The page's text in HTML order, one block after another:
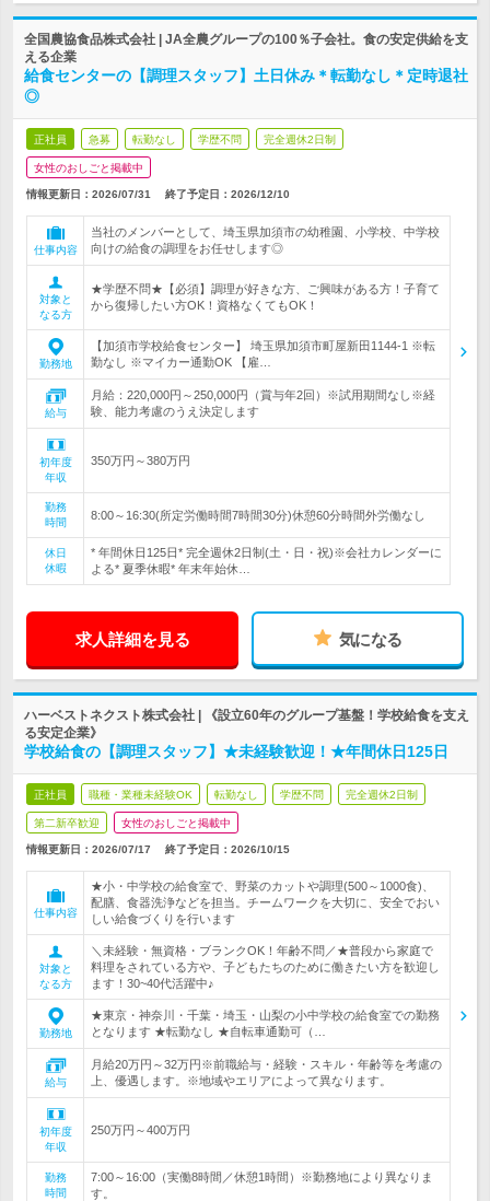
全国農協食品株式会社 | JA全農グループの100％子会社。食の安定供給を支
える企業
給食センターの【調理スタッフ】土日休み＊転勤なし＊定時退社
◎
正社員 急募 転勤なし 学歴不問 完全週休2日制
女性のおしごと掲載中
情報更新日：2026/07/31 終了予定日： 2026/12/10
仕事内容
当社のメンバーとして、埼玉県加須市の幼稚園、小学校、中学校
向けの給食の調理をお任せします◎
対象と
なる方
★学歴不問★【必須】調理が好きな方、ご興味がある方！子育て
から復帰したい方OK！資格なくてもOK！
勤務地
【加須市学校給食センター】 埼玉県加須市町屋新田1144-1 ※転
勤なし ※マイカー通勤OK 【雇…
給与
月給：220,000円～250,000円（賞与年2回）※試用期間なし※経
験、能力考慮のうえ決定します
初年度
年収
350万円～380万円
勤務
時間
8:00～16:30(所定労働時間7時間30分)休憩60分時間外労働なし
休日
休暇
* 年間休日125日* 完全週休2日制(土・日・祝)※会社カレンダーに
よる* 夏季休暇* 年末年始休…
求人詳細を見る 気になる
ハーベストネクスト株式会社 | 《設立60年のグループ基盤！学校給食を支え
る安定企業》
学校給食の【調理スタッフ】★未経験歓迎！★年間休日125日
正社員 職種・業種未経験OK 転勤なし 学歴不問 完全週休2日制
第二新卒歓迎 女性のおしごと掲載中
情報更新日：2026/07/17 終了予定日： 2026/10/15
仕事内容
★小・中学校の給食室で、野菜のカットや調理(500～1000食)、
配膳、食器洗浄などを担当。チームワークを大切に、安全でおい
しい給食づくりを行います
対象と
なる方
＼未経験・無資格・ブランクOK！年齢不問／★普段から家庭で
料理をされている方や、子どもたちのために働きたい方を歓迎し
ます！30~40代活躍中♪
勤務地
★東京・神奈川・千葉・埼玉・山梨の小中学校の給食室での勤務
となります ★転勤なし ★自転車通勤可（…
給与
月給20万円～32万円※前職給与・経験・スキル・年齢等を考慮の
上、優遇します。※地域やエリアによって異なります。
初年度
年収
250万円～400万円
勤務
時間
7:00～16:00（実働8時間／休憩1時間）※勤務地により異なりま
す。